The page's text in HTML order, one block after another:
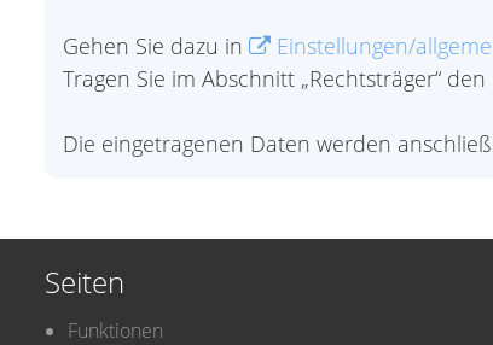
Gehen Sie dazu in
Einstellungen/
Tragen Sie im Abschnitt „Rechtsträger“
Die eingetragenen Daten werden
Seiten
Funktionen